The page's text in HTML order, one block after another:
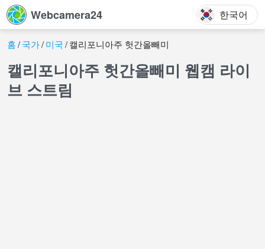
Webcamera24 한국어
홈 국가 미국 캘리포니아주 헛간올빼미
캘리포니아주 헛간올빼미 웹캠 라이
브 스트림